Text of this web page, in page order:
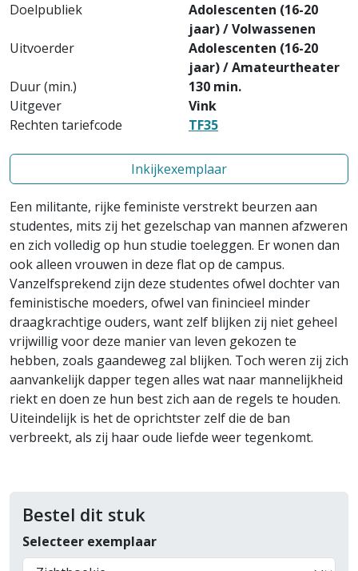
Doelpubliek
Adolescenten (16-20
jaar) / Volwassenen
Uitvoerder
Adolescenten (16-20
jaar) / Amateurtheater
Duur (min.)
130 min.
Uitgever
Vink
Rechten tariefcode
TF35
Inkijkexemplaar
Een militante, rijke feministe verstrekt beurzen aan
studentes, mits zij het gezelschap van mannen afzweren
en zich volledig op hun studie toeleggen. Er wonen dan
ook alleen vrouwen in deze flat op de campus.
Vanzelfsprekend zijn deze studentes ofwel dochter van
feministische moeders, ofwel van finincieel minder
draagkrachtige ouders, want zelf blijken zij niet geheel
vrijwillig voor deze manier van leven gekozen te
hebben, zoals gaandeweg zal blijken. Toch weren zij zich
aanvankelijk dapper tegen alles wat naar mannelijkheid
riekt en doen ze hun best zich aan de regels te houden.
Uiteindelijk is het de oprichtster zelf die de ban
verbreekt, als zij haar oude liefde weer tegenkomt.
Bestel dit stuk
Selecteer exemplaar